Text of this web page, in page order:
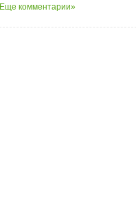
Еще комментарии»